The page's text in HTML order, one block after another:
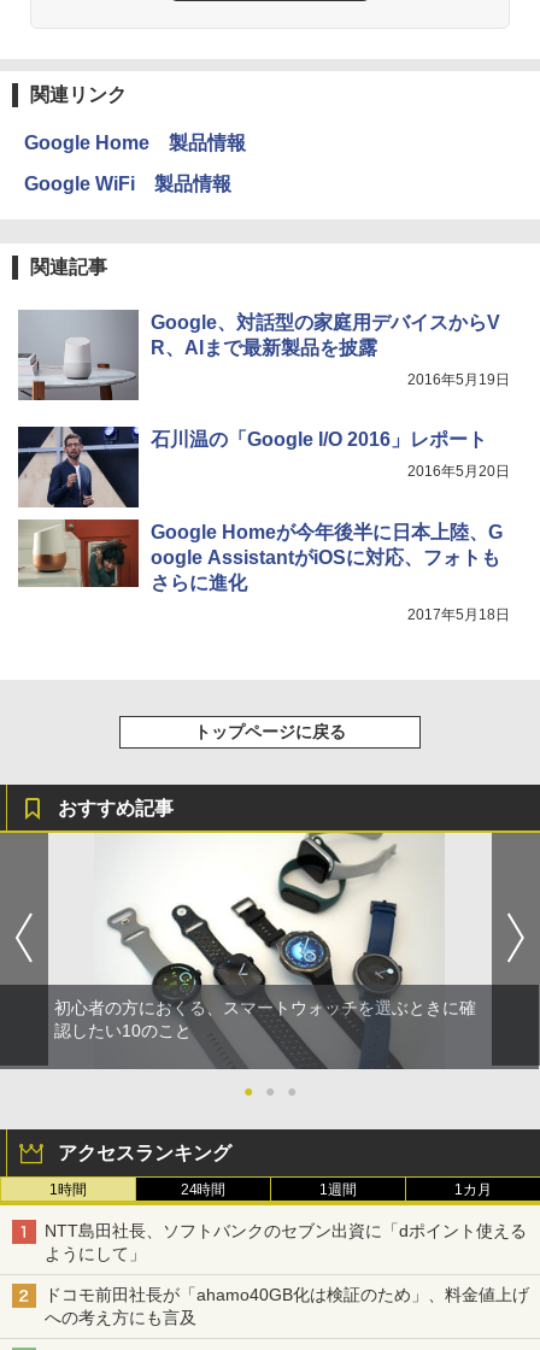
関連リンク
Google Home 製品情報
Google WiFi 製品情報
関連記事
Google、対話型の家庭用デバイスからV
R、AIまで最新製品を披露
2016年5月19日
石川温の「Google I/O 2016」レポート
2016年5月20日
Google Homeが今年後半に日本上陸、G
oogle AssistantがiOSに対応、フォトも
さらに進化
2017年5月18日
トップページに戻る
おすすめ記事
初心者の方におくる、スマートウォッチを選ぶときに確
認したい10のこと
● ● ●
アクセスランキング
1時間 24時間 1週間 1カ月
NTT島田社長、ソフトバンクのセブン出資に「dポイント使える
ようにして」
ドコモ前田社長が「ahamo40GB化は検証のため」、料金値上げ
への考え方にも言及